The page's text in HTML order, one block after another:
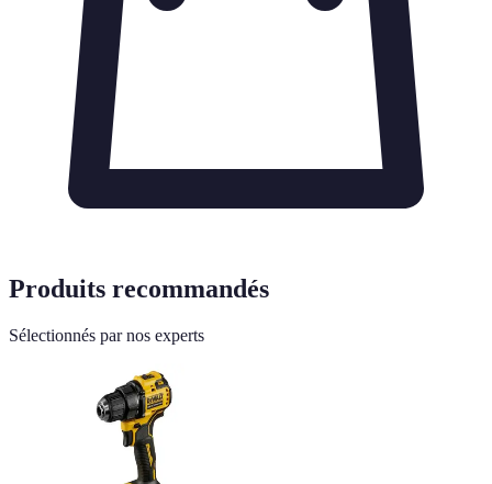
Produits recommandés
Sélectionnés par nos experts